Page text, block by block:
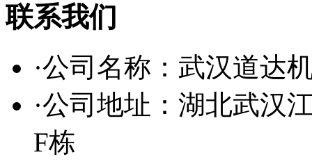
联系我们
·公司名称：武汉道达
·公司地址：湖北武汉
F栋